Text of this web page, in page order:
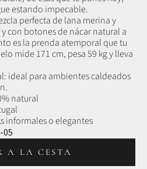
estando impecable.
perfecta de lana merina y
con botones de nácar natural a
es la prenda atemporal que tu
mide 171 cm, pesa 59 kg y lleva
ideal para ambientes caldeados
natural
informales o elegantes
05
A LA CESTA